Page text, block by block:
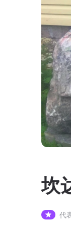
坎
代